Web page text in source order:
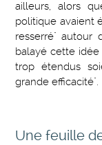
ailleurs, alors
politique avaient
resserré" autour
balayé cette idée
trop étendus
grande efficacité".
Une feuille